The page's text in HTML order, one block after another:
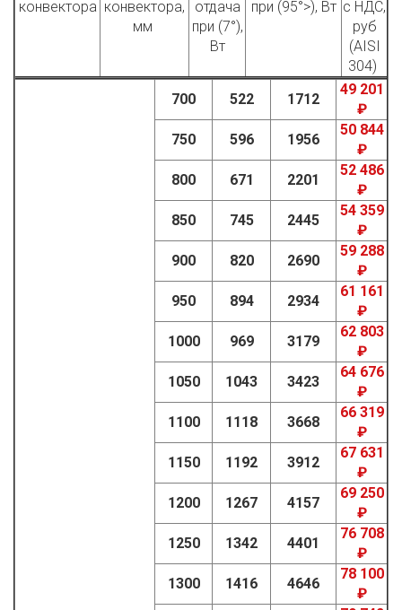
конвектора конвектора,
мм
отдача
при (7°),
Вт
при (95°>), Вт с НДС,
руб
(AISI
304)
700
522 1712
49 201
₽
750
596 1956
50 844
₽
800
671 2201
52 486
₽
850
745 2445
54 359
₽
900
820 2690
59 288
₽
950
894 2934
61 161
₽
1000
969 3179
62 803
₽
1050
1043 3423
64 676
₽
1100
1118 3668
66 319
₽
1150
1192 3912
67 631
₽
1200
1267 4157
69 250
₽
1250
1342 4401
76 708
₽
1300
1416 4646
78 100
₽